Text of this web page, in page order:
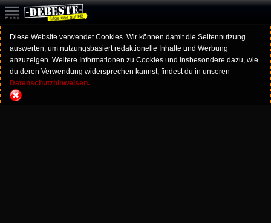
Diese Website verwendet Cookies. Wir können damit die Seitennutzung
auswerten, um nutzungsbasiert redaktionelle Inhalte und Werbung
anzuzeigen. Weitere Informationen zu Cookies und insbesondere dazu, wie
du deren Verwendung widersprechen kannst, findest du in unseren
Datenschutzhinweisen.